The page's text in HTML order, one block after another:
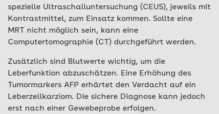
spezielle Ultraschalluntersuchung (CEUS), jeweils mit
Kontrastmittel, zum Einsatz kommen. Sollte eine
MRT nicht möglich sein, kann eine
Computertomographie (CT) durchgeführt werden.
Zusätzlich sind Blutwerte wichtig, um die
Leberfunktion abzuschätzen. Eine Erhöhung des
Tumormarkers AFP erhärtet den Verdacht auf ein
Leberzellkarziom. Die sichere Diagnose kann jedoch
erst nach einer Gewebeprobe erfolgen.